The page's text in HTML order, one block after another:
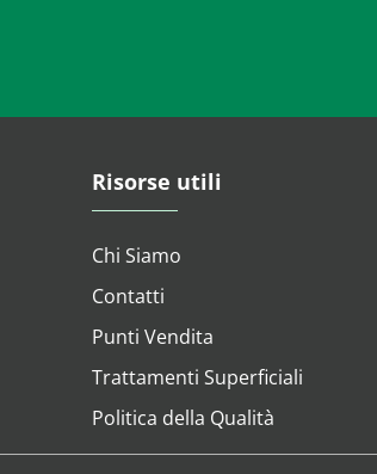
Risorse utili
Chi Siamo
Contatti
Punti Vendita
Trattamenti Superficiali
Politica della Qualità